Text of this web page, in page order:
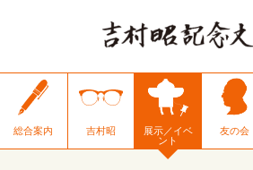
総合案内 吉村昭
展示／イベ
ント
友の会